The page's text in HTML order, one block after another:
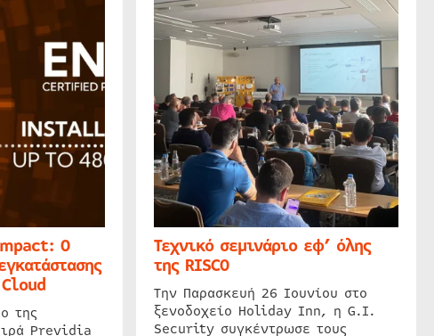
Ο
της
Previdia
Τεχνικό σεμινάριο εφ’ όλης
της RISCO
Την Παρασκευή 26 Ιουνίου στο
ξενοδοχείο Holiday Inn, η G.I.
Security συγκέντρωσε τους